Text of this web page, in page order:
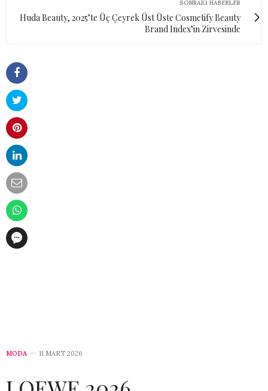
SONRAKI HABERLER
Huda Beauty, 2025’te Üç Çeyrek Üst Üste Cosmetify Beauty
Brand Index’in Zirvesinde
MODA 11 MART 2026